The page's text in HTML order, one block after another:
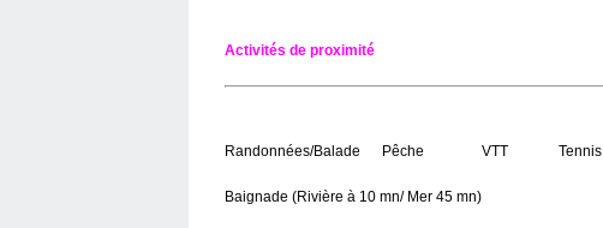
Activités de proximité
Randonnées/Balade Pêche VTT Tennis
Baignade (Rivière à 10 mn/ Mer 45 mn)